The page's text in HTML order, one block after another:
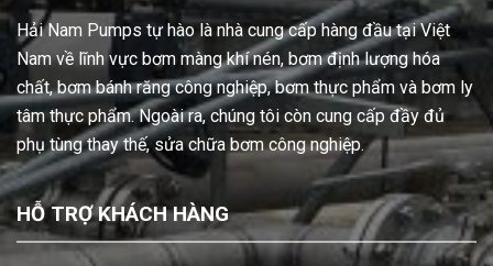
Hải Nam Pumps tự hào là nhà cung cấp hàng đầu tại Việt
Nam về lĩnh vực bơm màng khí nén, bơm định lượng hóa
chất, bơm bánh răng công nghiệp, bơm thực phẩm và bơm ly
tâm thực phẩm. Ngoài ra, chúng tôi còn cung cấp đầy đủ
phụ tùng thay thế, sửa chữa bơm công nghiệp.
HỖ TRỢ KHÁCH HÀNG